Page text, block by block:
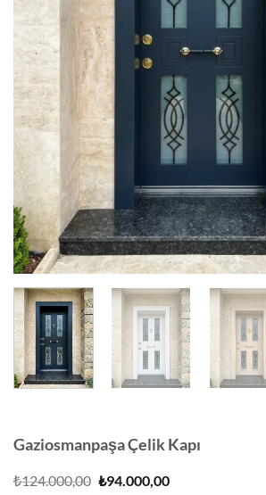
Gaziosmanpaşa Çelik Kapı
₺124.000,00 Orijinal
₺94.000,00Şu